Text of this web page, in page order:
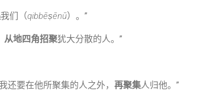
我们（qibbēṣēnū）。”
从地四角招聚犹大分散的人。”
还要在他所聚集的人之外， 再聚集人归他。”